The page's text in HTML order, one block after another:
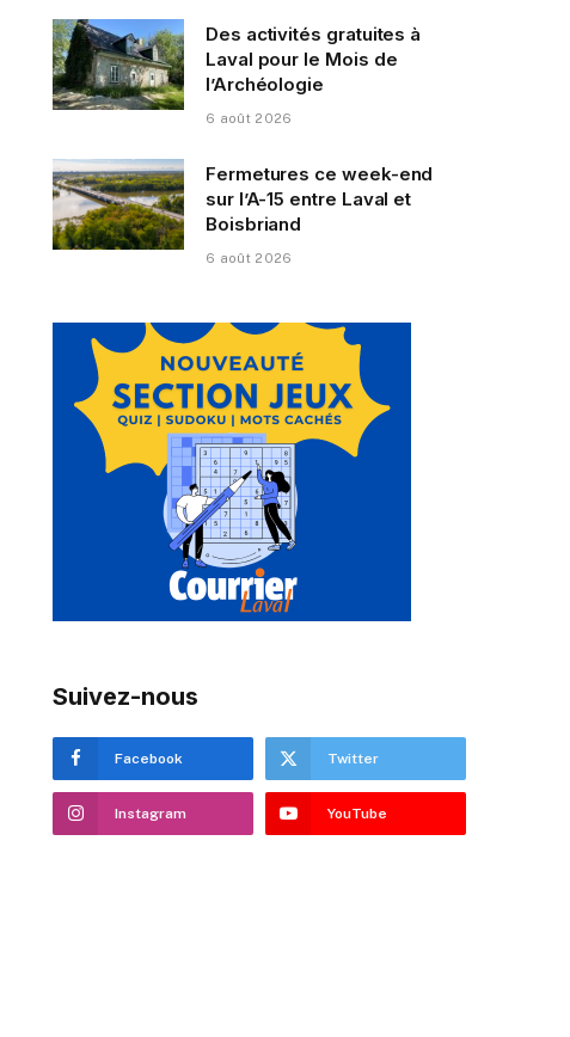
Des activités gratuites à
Laval pour le Mois de
l’Archéologie
6 août 2026
Fermetures ce week-end
sur l’A-15 entre Laval et
Boisbriand
6 août 2026
Suivez-nous
Facebook Twitter
Instagram YouTube